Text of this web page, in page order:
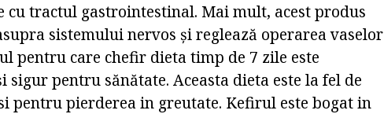
tractul gastrointestinal. Mai mult, acest produs
sistemului nervos și reglează operarea vaselor
pentru care chefir dieta timp de 7 zile este
sigur pentru sănătate. Aceasta dieta este la fel de
pentru pierderea in greutate. Kefirul este bogat in